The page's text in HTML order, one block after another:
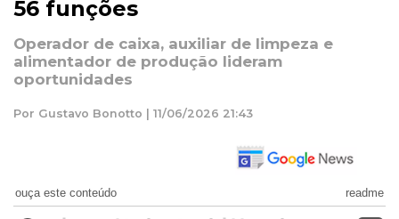
56 funções
Operador de caixa, auxiliar de limpeza e
alimentador de produção lideram
oportunidades
Por Gustavo Bonotto | 11/06/2026 21:43
ouça este conteúdo readme